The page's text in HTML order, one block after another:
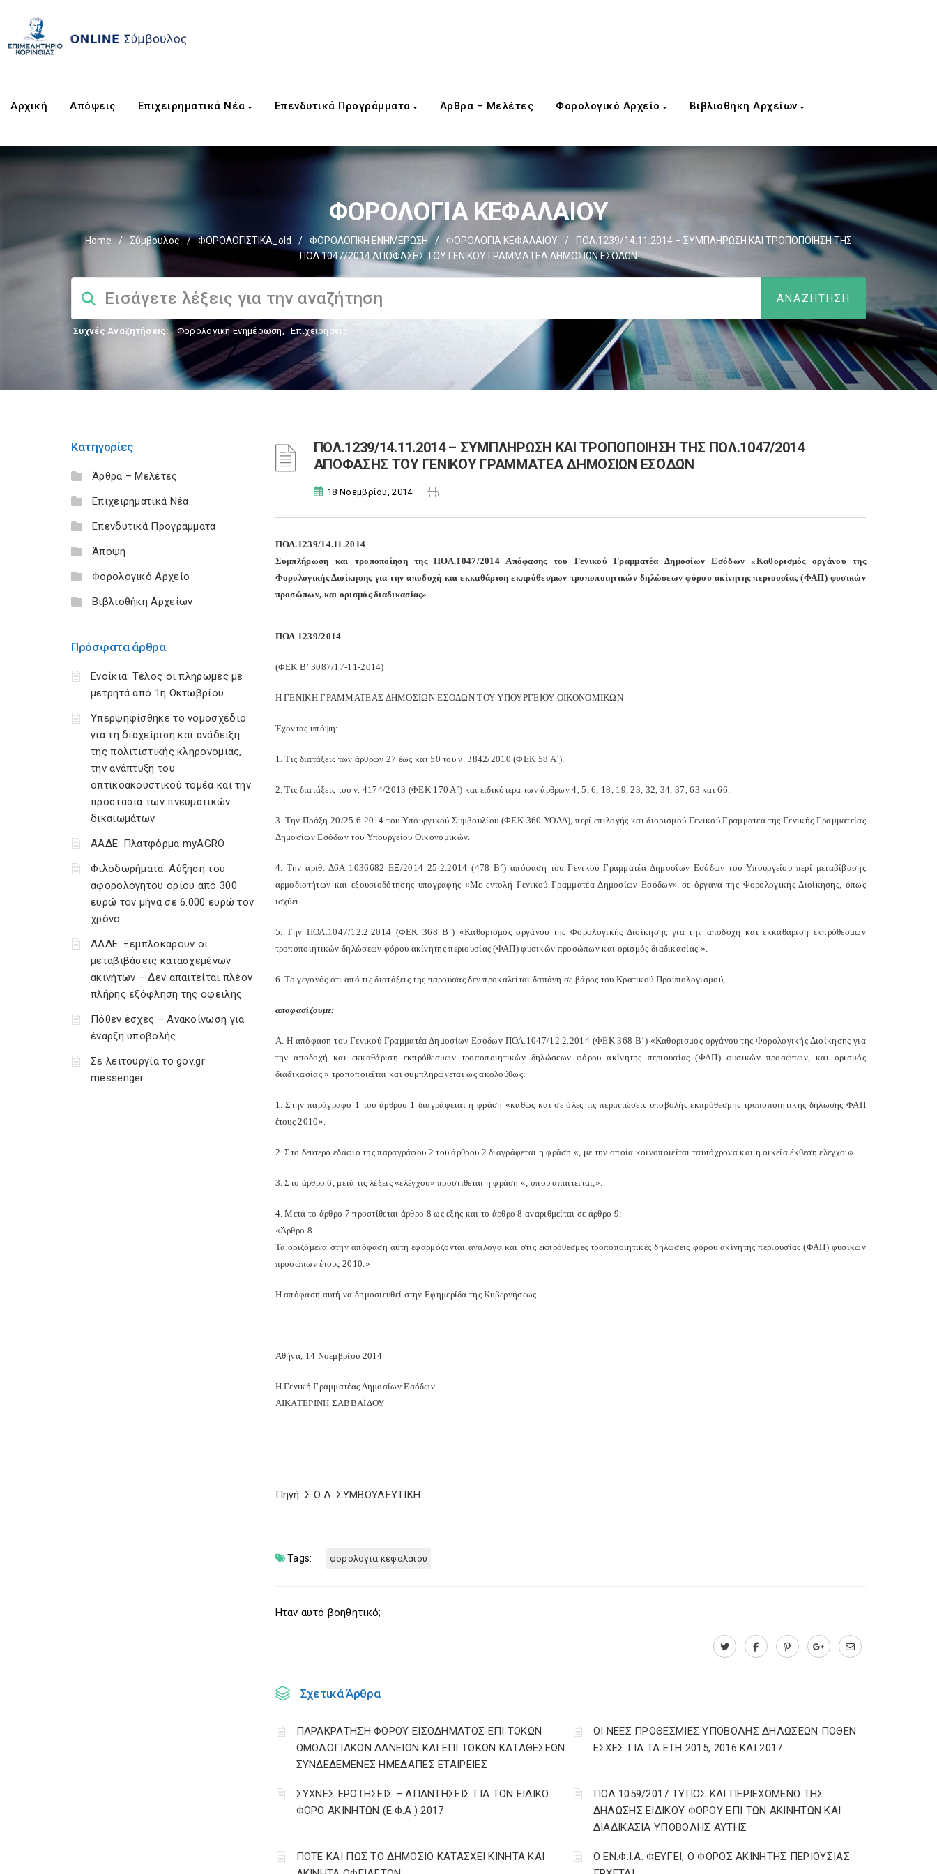
Αρχική Απόψεις Επιχειρηματικά Νέα Επενδυτικά Προγράμματα Άρθρα – Μελέτες Φορολογικό Αρχείο Βιβλιοθήκη Αρχείων
ΦΟΡΟΛΟΓΙΑ ΚΕΦΑΛΑΙΟΥ
Home / Σύμβουλος / ΦΟΡΟΛΟΓΙΣΤΙΚΑ_old / ΦΟΡΟΛΟΓΙΚΗ ΕΝΗΜΕΡΩΣΗ / ΦΟΡΟΛΟΓΙΑ ΚΕΦΑΛΑΙΟΥ /
ΠΟΛ.1239/14.11.2014 – ΣΥΜΠΛΗΡΩΣΗ ΚΑΙ ΤΡΟΠΟΠΟΙΗΣΗ ΤΗΣ
ΠΟΛ.1047/2014 ΑΠΟΦΑΣΗΣ ΤΟΥ ΓΕΝΙΚΟΥ ΓΡΑΜΜΑΤΕΑ ΔΗΜΟΣΙΩΝ ΕΣΟΔΩΝ
Συχνές Αναζητήσεις: Φορολογικη Ενημέρωση, Επιχειρήσεις
Κατηγορίες
Άρθρα – Μελέτες
Επιχειρηματικά Νέα
Επενδυτικά Προγράμματα
Άποψη
Φορολογικό Αρχείο
Βιβλιοθήκη Αρχείων
Πρόσφατα άρθρα
Ενοίκια: Τέλος οι πληρωμές με
μετρητά από 1η Οκτωβρίου
Υπερψηφίσθηκε το νομοσχέδιο
για τη διαχείριση και ανάδειξη
της πολιτιστικής κληρονομιάς,
την ανάπτυξη του
οπτικοακουστικού τομέα και την
προστασία των πνευματικών
δικαιωμάτων
ΑΑΔΕ: Πλατφόρμα myAGRO
Φιλοδωρήματα: Αύξηση του
αφορολόγητου ορίου από 300
ευρώ τον μήνα σε 6.000 ευρώ τον
χρόνο
ΑΑΔΕ: Ξεμπλοκάρουν οι
μεταβιβάσεις κατασχεμένων
ακινήτων – Δεν απαιτείται πλέον
πλήρης εξόφληση της οφειλής
Πόθεν έσχες – Ανακοίνωση για
έναρξη υποβολής
Σε λειτουργία το gov.gr
messenger
ΠΟΛ.1239/14.11.2014 – ΣΥΜΠΛΗΡΩΣΗ ΚΑΙ ΤΡΟΠΟΠΟΙΗΣΗ ΤΗΣ ΠΟΛ.1047/2014
ΑΠΟΦΑΣΗΣ ΤΟΥ ΓΕΝΙΚΟΥ ΓΡΑΜΜΑΤΕΑ ΔΗΜΟΣΙΩΝ ΕΣΟΔΩΝ
18 Νοεμβρίου, 2014
ΠΟΛ.1239/14.11.2014
Συμπλήρωση και τροποποίηση της ΠΟΛ.1047/2014 Απόφασης του Γενικού Γραμματέα Δημοσίων Εσόδων «Καθορισμός οργάνου της
Φορολογικής Διοίκησης για την αποδοχή και εκκαθάριση εκπρόθεσμων τροποποιητικών δηλώσεων φόρου ακίνητης περιουσίας (ΦΑΠ) φυσικών
προσώπων, και ορισμός διαδικασίας»
ΠΟΛ 1239/2014
(ΦΕΚ Β’ 3087/17-11-2014)
Η ΓΕΝΙΚΗ ΓΡΑΜΜΑΤΕΑΣ ΔΗΜΟΣΙΩΝ ΕΣΟΔΩΝ ΤΟΥ ΥΠΟΥΡΓΕΙΟΥ ΟΙΚΟΝΟΜΙΚΩΝ
Έχοντας υπόψη:
1. Τις διατάξεις των άρθρων 27 έως και 50 του ν. 3842/2010 (ΦΕΚ 58 Α΄).
2. Τις διατάξεις του ν. 4174/2013 (ΦΕΚ 170 Α΄) και ειδικότερα των άρθρων 4, 5, 6, 18, 19, 23, 32, 34, 37, 63 και 66.
3. Την Πράξη 20/25.6.2014 του Υπουργικού Συμβουλίου (ΦΕΚ 360 ΥΟΔΔ), περί επιλογής και διορισμού Γενικού Γραμματέα της Γενικής Γραμματείας
Δημοσίων Εσόδων του Υπουργείου Οικονομικών.
4. Την αριθ. Δ6Α 1036682 ΕΞ/2014 25.2.2014 (478 Β΄) απόφαση του Γενικού Γραμματέα Δημοσίων Εσόδων του Υπουργείου περί μεταβίβασης
αρμοδιοτήτων και εξουσιοδότησης υπογραφής «Με εντολή Γενικού Γραμματέα Δημοσίων Εσόδων» σε όργανα της Φορολογικής Διοίκησης, όπως
ισχύει.
5. Την ΠΟΛ.1047/12.2.2014 (ΦΕΚ 368 Β΄) «Καθορισμός οργάνου της Φορολογικής Διοίκησης για την αποδοχή και εκκαθάριση εκπρόθεσμων
τροποποιητικών δηλώσεων φόρου ακίνητης περιουσίας (ΦΑΠ) φυσικών προσώπων και ορισμός διαδικασίας.».
6. Το γεγονός ότι από τις διατάξεις της παρούσας δεν προκαλείται δαπάνη σε βάρος του Κρατικού Προϋπολογισμού,
αποφασίζουμε:
Α. Η απόφαση του Γενικού Γραμματέα Δημοσίων Εσόδων ΠΟΛ.1047/12.2.2014 (ΦΕΚ 368 Β΄) «Καθορισμός οργάνου της Φορολογικής Διοίκησης για
την αποδοχή και εκκαθάριση εκπρόθεσμων τροποποιητικών δηλώσεων φόρου ακίνητης περιουσίας (ΦΑΠ) φυσικών προσώπων, και ορισμός
διαδικασίας.» τροποποιείται και συμπληρώνεται ως ακολούθως:
1. Στην παράγραφο 1 του άρθρου 1 διαγράφεται η φράση «καθώς και σε όλες τις περιπτώσεις υποβολής εκπρόθεσμης τροποποιητικής δήλωσης ΦΑΠ
έτους 2010».
2. Στο δεύτερο εδάφιο της παραγράφου 2 του άρθρου 2 διαγράφεται η φράση «, με την οποία κοινοποιείται ταυτόχρονα και η οικεία έκθεση ελέγχου».
3. Στο άρθρο 6, μετά τις λέξεις «ελέγχου» προστίθεται η φράση «, όπου απαιτείται,».
4. Μετά το άρθρο 7 προστίθεται άρθρο 8 ως εξής και το άρθρο 8 αναριθμείται σε άρθρο 9:
«Άρθρο 8
Τα οριζόμενα στην απόφαση αυτή εφαρμόζονται ανάλογα και στις εκπρόθεσμες τροποποιητικές δηλώσεις φόρου ακίνητης περιουσίας (ΦΑΠ) φυσικών
προσώπων έτους 2010.»
Η απόφαση αυτή να δημοσιευθεί στην Εφημερίδα της Κυβερνήσεως.
Αθήνα, 14 Νοεμβρίου 2014
Η Γενική Γραμματέας Δημοσίων Εσόδων
ΑΙΚΑΤΕΡΙΝΗ ΣΑΒΒΑΪΔΟΥ
Πηγή: Σ.Ο.Λ. ΣΥΜΒΟΥΛΕΥΤΙΚΗ
Tags: φορολογια κεφαλαιου
Ηταν αυτό βοηθητικό;
Σχετικά Άρθρα
ΠΑΡΑΚΡΑΤΗΣΗ ΦΟΡΟΥ ΕΙΣΟΔΗΜΑΤΟΣ ΕΠΙ ΤΟΚΩΝ
ΟΜΟΛΟΓΙΑΚΩΝ ΔΑΝΕΙΩΝ ΚΑΙ ΕΠΙ ΤΟΚΩΝ ΚΑΤΑΘΕΣΕΩΝ
ΣΥΝΔΕΔΕΜΕΝΕΣ ΗΜΕΔΑΠΕΣ ΕΤΑΙΡΕΙΕΣ
ΟΙ ΝΕΕΣ ΠΡΟΘΕΣΜΙΕΣ ΥΠΟΒΟΛΗΣ ΔΗΛΩΣΕΩΝ ΠΟΘΕΝ
ΕΣΧΕΣ ΓΙΑ ΤΑ ΕΤΗ 2015, 2016 ΚΑΙ 2017.
ΣΥΧΝΕΣ ΕΡΩΤΗΣΕΙΣ – ΑΠΑΝΤΗΣΕΙΣ ΓΙΑ ΤΟΝ ΕΙΔΙΚΟ
ΦΟΡΟ ΑΚΙΝΗΤΩΝ (Ε.Φ.Α.) 2017
ΠΟΛ.1059/2017 ΤΥΠΟΣ ΚΑΙ ΠΕΡΙΕΧΟΜΕΝΟ ΤΗΣ
ΔΗΛΩΣΗΣ ΕΙΔΙΚΟΥ ΦΟΡΟΥ ΕΠΙ ΤΩΝ ΑΚΙΝΗΤΩΝ ΚΑΙ
ΔΙΑΔΙΚΑΣΙΑ ΥΠΟΒΟΛΗΣ ΑΥΤΗΣ
ΠΟΤΕ ΚΑΙ ΠΩΣ ΤΟ ΔΗΜΟΣΙΟ ΚΑΤΑΣΧΕΙ ΚΙΝΗΤΑ ΚΑΙ
Ο ΕΝ.Φ.Ι.Α. ΦΕΥΓΕΙ, Ο ΦΟΡΟΣ ΑΚΙΝΗΤΗΣ ΠΕΡΙΟΥΣΙΑΣ